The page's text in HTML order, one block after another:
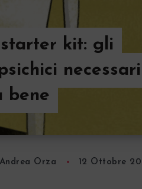
kit: gli
necessari
bene
Andrea Orza 12 Ottobre